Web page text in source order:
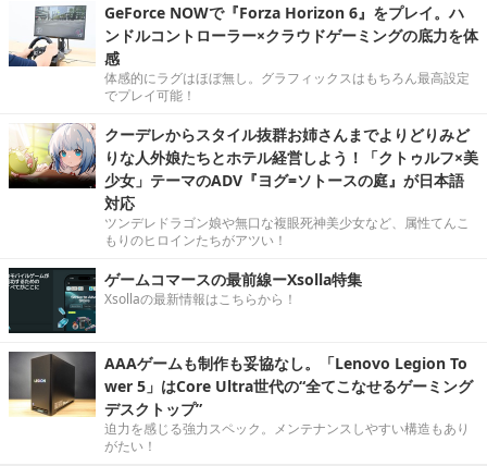
GeForce NOWで『Forza Horizon 6』をプレイ。ハ
ンドルコントローラー×クラウドゲーミングの底力を体
感
体感的にラグはほぼ無し。グラフィックスはもちろん最高設定
でプレイ可能！
クーデレからスタイル抜群お姉さんまでよりどりみど
りな人外娘たちとホテル経営しよう！「クトゥルフ×美
少女」テーマのADV『ヨグ=ソトースの庭』が日本語
対応
ツンデレドラゴン娘や無口な複眼死神美少女など、属性てんこ
もりのヒロインたちがアツい！
ゲームコマースの最前線ーXsolla特集
Xsollaの最新情報はこちらから！
AAAゲームも制作も妥協なし。「Lenovo Legion To
wer 5」はCore Ultra世代の“全てこなせるゲーミング
デスクトップ”
迫力を感じる強力スペック。メンテナンスしやすい構造もあり
がたい！